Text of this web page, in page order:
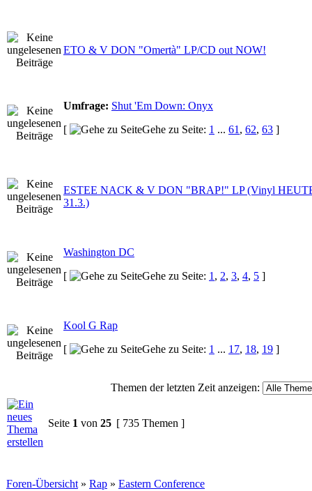
ETO & V DON "Omertà" LP/CD out NOW!
Umfrage: Shut 'Em Down: Onyx
[
Gehe zu Seite: 1 ... 61 , 62, 63 ]
ESTEE NACK & V DON "BRAP!" LP (Vinyl
31.3.)
Washington DC
[
Gehe zu Seite: 1 , 2, 3, 4, 5 ]
Kool G Rap
[
Gehe zu Seite: 1 ... 17, 18, 19 ]
Themen der letzten Zeit anzeigen:
Seite 1 von 25 [ 735 Themen ]
Foren-Übersicht » Rap » Eastern Conference